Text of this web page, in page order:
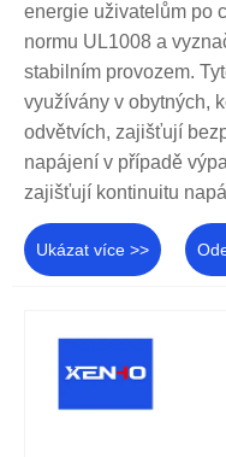
energie uživatelům po
normu UL1008 a
stabilním provozem.
využívány v obytných,
odvětvích, zajišťují
napájení v případě
zajišťují kontinuitu
Ukázat více >>